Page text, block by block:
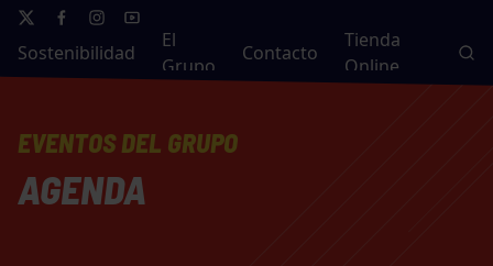
Sostenibilidad
El
Grupo
Contacto
Tienda
Online
EVENTOS DEL GRUPO
AGENDA